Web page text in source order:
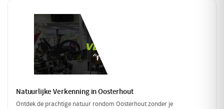
Natuurlijke Verkenning in Oosterhout
Ontdek de prachtige natuur rondom Oosterhout zonder je